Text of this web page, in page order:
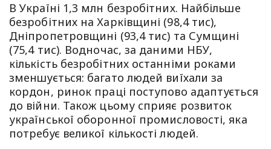
В Україні 1,3 млн безробітних. Найбільше
безробітних на Харківщині (98,4 тис),
Дніпропетровщині (93,4 тис) та Сумщині
(75,4 тис). Водночас, за даними НБУ,
кількість безробітних останніми роками
зменшується: багато людей виїхали за
кордон, ринок праці поступово адаптується
до війни. Також цьому сприяє розвиток
української оборонної промисловості, яка
потребує великої кількості людей.